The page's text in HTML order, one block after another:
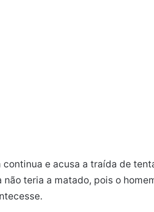
e acusa a traída de
não teria a matado, pois o